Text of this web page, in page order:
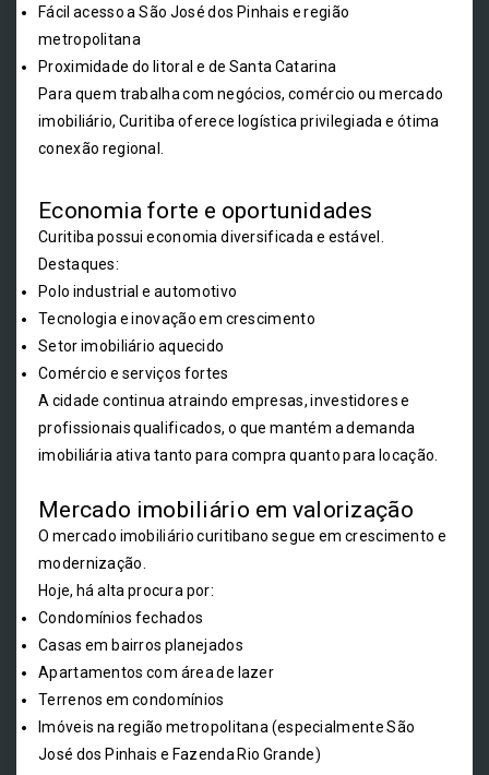
Fácil acesso a São José dos Pinhais e região
metropolitana
Proximidade do litoral e de Santa Catarina
Para quem trabalha com negócios, comércio ou mercado
imobiliário, Curitiba oferece logística privilegiada e ótima
conexão regional.
Economia forte e oportunidades
Curitiba possui economia diversificada e estável.
Destaques:
Polo industrial e automotivo
Tecnologia e inovação em crescimento
Setor imobiliário aquecido
Comércio e serviços fortes
A cidade continua atraindo empresas, investidores e
profissionais qualificados, o que mantém a demanda
imobiliária ativa tanto para compra quanto para locação.
Mercado imobiliário em valorização
O mercado imobiliário curitibano segue em crescimento e
modernização.
Hoje, há alta procura por:
Condomínios fechados
Casas em bairros planejados
Apartamentos com área de lazer
Terrenos em condomínios
Imóveis na região metropolitana (especialmente São
José dos Pinhais e Fazenda Rio Grande)